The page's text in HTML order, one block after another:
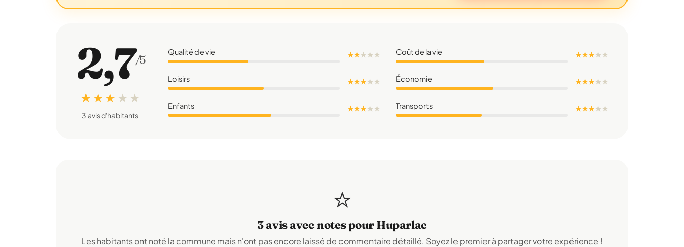
2,7/5
★ ★ ★ ★ ★
3 avis d'habitants
Qualité de vie ★ ★★★★ Coût de la vie ★ ★ ★★★
Loisirs ★ ★ ★★★ Économie ★ ★ ★★★
Enfants ★ ★ ★★★ Transports ★ ★ ★★★
⭐
3 avis avec notes pour Huparlac
Les habitants ont noté la commune mais n'ont pas encore laissé de commentaire détaillé. Soyez le premier à partager votre expérience !